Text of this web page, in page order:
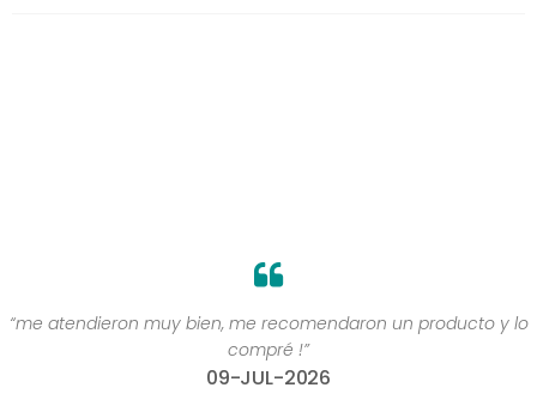
“me atendieron muy bien, me recomendaron un producto y lo
compré !”
09-JUL-2026